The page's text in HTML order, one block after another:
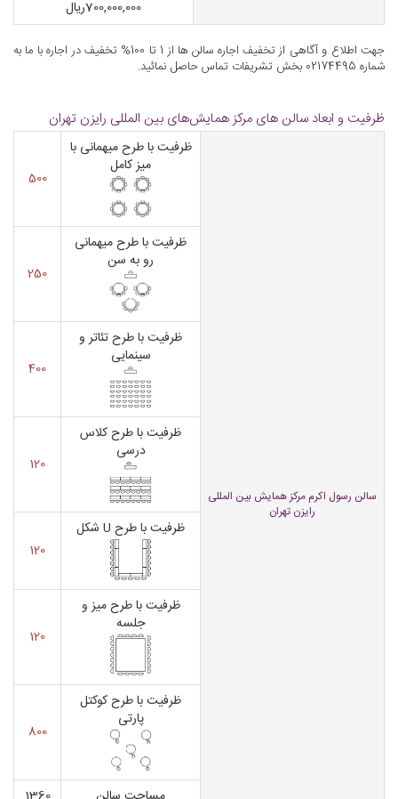
700,000,000ریال
جهت اطلاع و آگاهی از تخفیف اجاره سالن ها از 1 تا 100% تخفیف در اجاره با ما به
شماره 02174495 بخش تشریفات تماس حاصل نمائید.
ظرفیت و ابعاد سالن های مرکز همایش‌های بین المللی رایزن تهران
سالن رسول اکرم مرکز همایش بین المللی
رایزن تهران
ظرفیت با طرح میهمانی با
میز کامل
500
ظرفیت با طرح میهمانی
رو به سن
250
ظرفیت با طرح تئاتر و
سینمایی
400
ظرفیت با طرح کلاس
درسی
120
ظرفیت با طرح U شکل
120
ظرفیت با طرح میز و
جلسه
120
ظرفیت با طرح کوکتل
پارتی
800